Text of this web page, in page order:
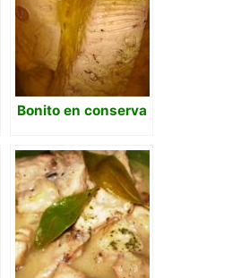
Bonito en conserva